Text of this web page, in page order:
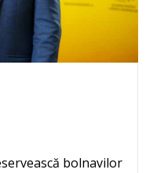
bolnavilor